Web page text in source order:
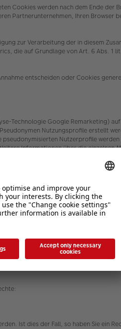
Cookies werden nach dem Ende der
Partnerunternehmen, Ihren Browser
zur Verarbeitung der in diesem
die auf Grundlage von Art. 6 Abs. 1
entscheiden oder Cookies
Technologie Google Remarketing)
Nutzungsprofile erstellt
Nutzerprofile
Informationen über die einzelnen
Daten gegen Missbrauch,
fortlaufend verbessert.
Ist dies der Fall, so haben Sie ein